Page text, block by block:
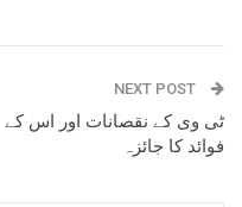
NEXT POST
ٹی وی کے نقصانات اور اس کے
فوائد کا جائزہ